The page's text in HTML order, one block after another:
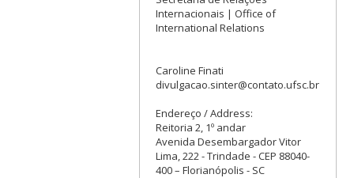
Internacionais | Office of
International Relations
Caroline Finati
divulgacao.sinter@contato.ufsc.br
Endereço / Address:
Reitoria 2, 1º andar
Avenida Desembargador Vitor
Lima, 222 - Trindade - CEP 88040-
400 – Florianópolis - SC